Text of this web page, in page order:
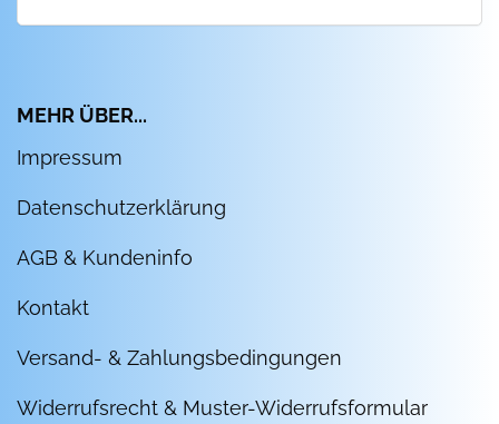
MEHR ÜBER...
Impressum
Datenschutzerklärung
AGB & Kundeninfo
Kontakt
Versand- & Zahlungsbedingungen
Widerrufsrecht & Muster-Widerrufsformular